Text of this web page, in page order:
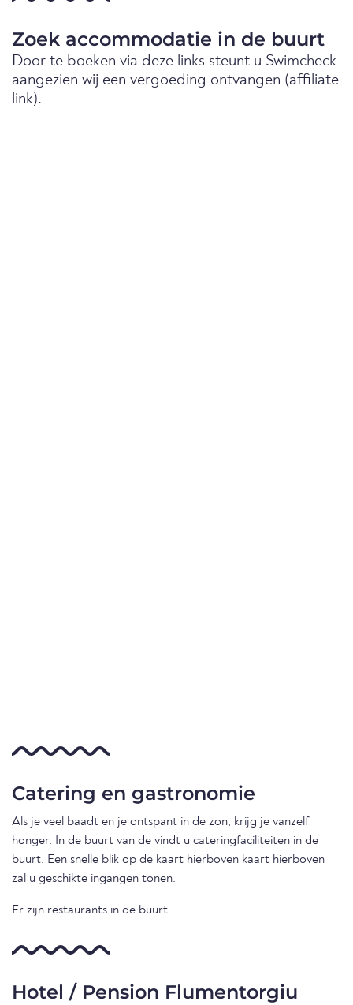
Zoek accommodatie in de buurt
Door te boeken via deze links steunt u Swimcheck
aangezien wij een vergoeding ontvangen (affiliate
link).
Catering en gastronomie
Als je veel baadt en je ontspant in de zon, krijg je vanzelf
honger. In de buurt van de vindt u cateringfaciliteiten in de
buurt. Een snelle blik op de kaart hierboven kaart hierboven
zal u geschikte ingangen tonen.
Er zijn restaurants in de buurt.
Hotel / Pension Flumentorgiu